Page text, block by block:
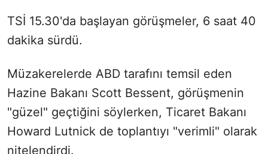
TSİ 15.30'da başlayan görüşmeler, 6 saat 40
dakika sürdü.
Müzakerelerde ABD tarafını temsil eden
Hazine Bakanı Scott Bessent, görüşmenin
"güzel" geçtiğini söylerken, Ticaret Bakanı
Howard Lutnick de toplantıyı "verimli" olarak
nitelendirdi.